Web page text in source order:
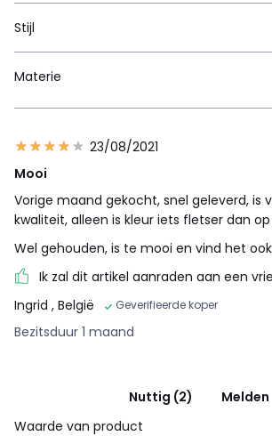
Stijl
Materie
23/08/2021
Mooi
Vorige maand gekocht, snel geleverd, is
kwaliteit, alleen is kleur iets fletser dan
Wel gehouden, is te mooi en vind het
Ik zal dit artikel aanraden aan een
Ingrid , België Geverifieerde koper
Bezitsduur 1 maand
Nuttig (2)
Melden
Waarde van product